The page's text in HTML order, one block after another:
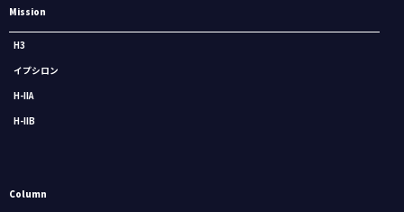
Mission
H3
イプシロン
H-IIA
H-IIB
Column